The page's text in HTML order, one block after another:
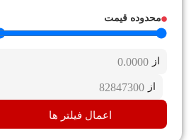
محدوده قیمت
از
از
اعمال فیلتر ها